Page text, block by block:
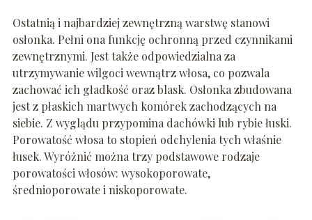
Ostatnią i najbardziej zewnętrzną warstwę stanowi
osłonka. Pełni ona funkcję ochronną przed czynnikami
zewnętrznymi. Jest także odpowiedzialna za
utrzymywanie wilgoci wewnątrz włosa, co pozwala
zachować ich gładkość oraz blask. Osłonka zbudowana
jest z płaskich martwych komórek zachodzących na
siebie. Z wyglądu przypomina dachówki lub rybie łuski.
Porowatość włosa to stopień odchylenia tych właśnie
łusek. Wyróżnić można trzy podstawowe rodzaje
porowatości włosów: wysokoporowate,
średnioporowate i niskoporowate.